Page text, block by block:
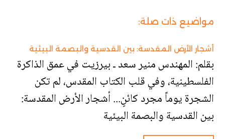
مواضيع ذات صلة:
أشجار الأرض المقدسة: بين القدسية والبصمة البيئية
بقلم: المهندس منير سعد ـ بيرزيت في عمق الذاكرة
الفلسطينية، وفي قلب الكتاب المقدس، لم تكن
الشجرة يوماً مجرد كائنٍ... أشجار الأرض المقدسة:
بين القدسية والبصمة البيئية